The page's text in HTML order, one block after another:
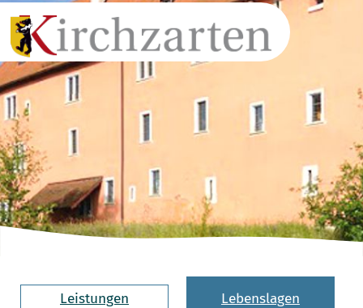
Leistungen Lebenslagen